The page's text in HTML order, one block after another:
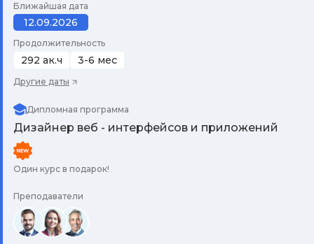
Ближайшая дата
12.09.2026
Продолжительность
292 ак.ч 3-6 мес
Другие даты
Дипломная программа
Дизайнер веб - интерфейсов и приложений
Один курс в подарок!
Преподаватели